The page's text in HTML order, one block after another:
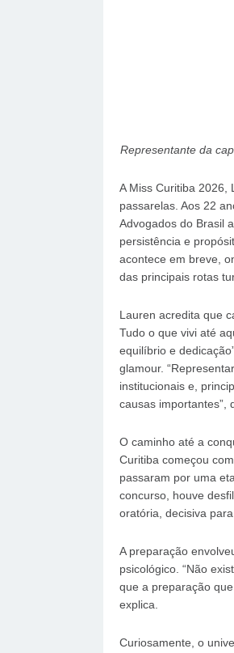
Representante da
A Miss Curitiba 2026,
passarelas. Aos 22
Advogados do Brasil
persistência e
acontece em breve,
das principais rotas
Lauren acredita que
Tudo o que vivi até
equilíbrio e
glamour.
institucionais e,
causas importantes”,
O caminho até a
Curitiba começou
passaram por uma
concurso, houve
oratória, decisiva
A preparação
psicológico. “Não
que a preparação
explica.
Curiosamente, o